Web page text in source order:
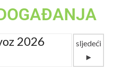
2026
sljedeći
►